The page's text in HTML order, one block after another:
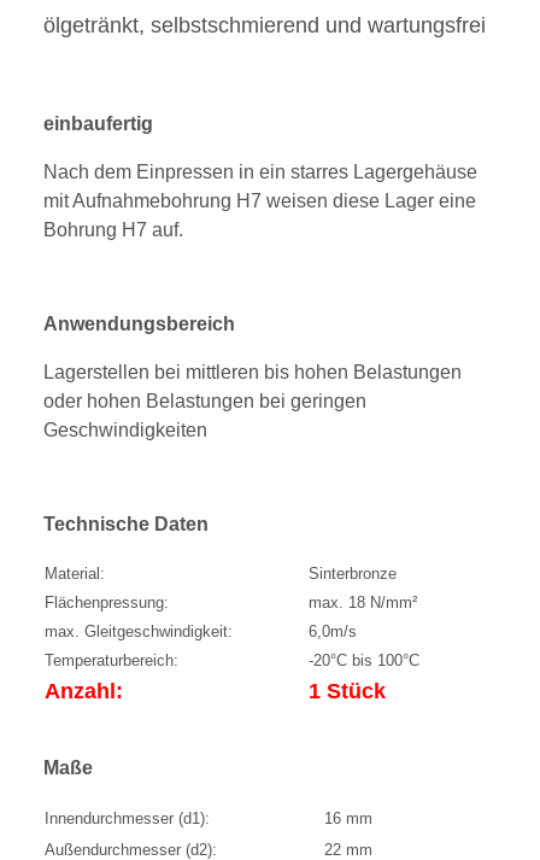
ölgetränkt, selbstschmierend und wartungsfrei
einbaufertig
Nach dem Einpressen in ein starres Lagergehäuse
mit Aufnahmebohrung H7 weisen diese Lager eine
Bohrung H7 auf.
Anwendungsbereich
Lagerstellen bei mittleren bis hohen Belastungen
oder hohen Belastungen bei geringen
Geschwindigkeiten
Technische Daten
Material:
Sinterbronze
Flächenpressung:
max. 18 N/mm²
max. Gleitgeschwindigkeit:
6,0m/s
Temperaturbereich:
-20°C bis 100°C
Anzahl: 1 Stück
Maße
Innendurchmesser (d1):
16 mm
Außendurchmesser (d2):
22 mm